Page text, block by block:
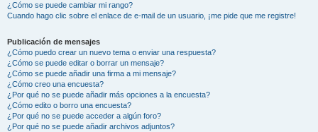
¿Cómo se puede cambiar mi rango?
Cuando hago clic sobre el enlace de e-mail de un usuario, ¡me pide que me registre!
Publicación de mensajes
¿Cómo puedo crear un nuevo tema o enviar una respuesta?
¿Cómo se puede editar o borrar un mensaje?
¿Cómo se puede añadir una firma a mi mensaje?
¿Cómo creo una encuesta?
¿Por qué no se puede añadir más opciones a la encuesta?
¿Cómo edito o borro una encuesta?
¿Por qué no se puede acceder a algún foro?
¿Por qué no se puede añadir archivos adjuntos?